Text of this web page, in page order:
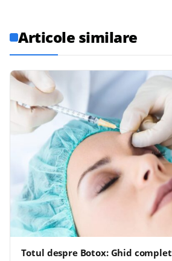
Articole similare
Totul despre Botox: Ghid complet